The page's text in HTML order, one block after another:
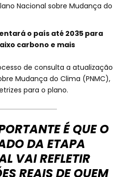
Nacional sobre Mudança do
o país até 2035 para
carbono e mais
de consulta a atualização
Mudança do Clima (PNMC),
para o plano.
É QUE O
DA ETAPA
VAI REFLETIR
REAIS DE QUEM